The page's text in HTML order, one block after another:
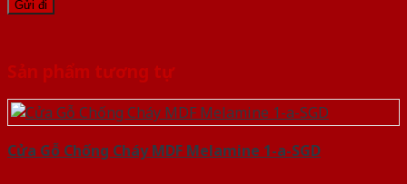
Sản phẩm tương tự
Cửa Gỗ Chống Cháy MDF Melamine 1-a-SGD